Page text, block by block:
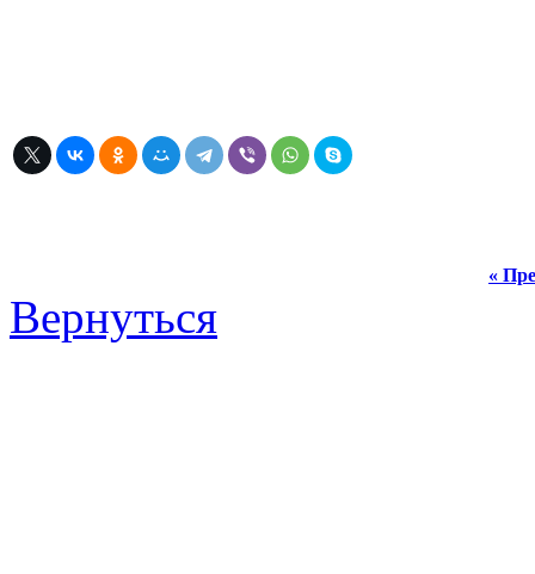
«
Вернуться